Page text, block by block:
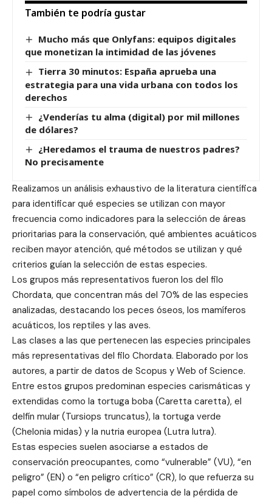
También te podría gustar
Mucho más que Onlyfans: equipos digitales
que monetizan la intimidad de las jóvenes
Tierra 30 minutos: España aprueba una
estrategia para una vida urbana con todos los
derechos
¿Venderías tu alma (digital) por mil millones
de dólares?
¿Heredamos el trauma de nuestros padres?
No precisamente
Realizamos un análisis exhaustivo de la literatura científica
para identificar qué especies se utilizan con mayor
frecuencia como indicadores para la selección de áreas
prioritarias para la conservación, qué ambientes acuáticos
reciben mayor atención, qué métodos se utilizan y qué
criterios guían la selección de estas especies.
Los grupos más representativos fueron los del filo
Chordata, que concentran más del 70% de las especies
analizadas, destacando los peces óseos, los mamíferos
acuáticos, los reptiles y las aves.
Las clases a las que pertenecen las especies principales
más representativas del filo Chordata. Elaborado por los
autores, a partir de datos de Scopus y Web of Science.
Entre estos grupos predominan especies carismáticas y
extendidas como la tortuga boba (Caretta caretta), el
delfín mular (Tursiops truncatus), la tortuga verde
(Chelonia midas) y la nutria europea (Lutra lutra).
Estas especies suelen asociarse a estados de
conservación preocupantes, como “vulnerable” (VU), “en
peligro” (EN) o “en peligro crítico” (CR), lo que refuerza su
papel como símbolos de advertencia de la pérdida de